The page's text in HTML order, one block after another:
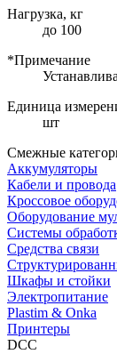
Нагрузка, кг
до 100
*Примечание
Единица
шт
Смежные
Аккумуляторы
Кабели и провода
Кроссовое
Оборудование
Системы
Средства связи
Шкафы и стойки
Электропитание
Plastim & Onka
Принтеры
DCC